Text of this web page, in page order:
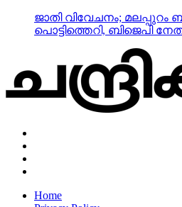
ജാതി വിവേചനം; മലപ്പുറം
പൊട്ടിത്തെറി, ബിജെപി
Home